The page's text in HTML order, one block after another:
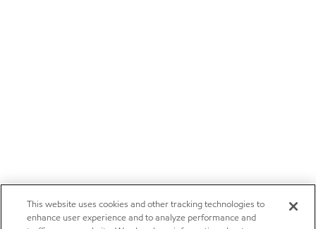
This website uses cookies and other tracking technologies to
enhance user experience and to analyze performance and